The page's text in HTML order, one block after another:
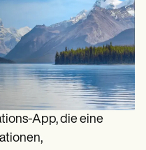
App, die eine